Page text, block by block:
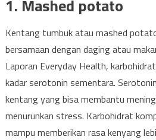
1. Mashed potato
Kentang tumbuk atau mashed
bersamaan dengan daging atau
Laporan Everyday Health,
kadar serotonin sementara.
kentang yang bisa membantu
menurunkan stress. Karbohidrat
mampu memberikan rasa kenyang